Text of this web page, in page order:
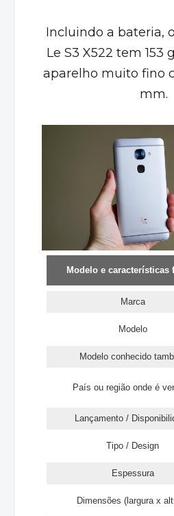
Incluindo a bateria,
Le S3 X522 tem 153
aparelho muito fino
mm.
Modelo e características
Marca
Modelo
Modelo conhecido
País ou região onde é
Lançamento /
Tipo / Design
Espessura
Dimensões (largura x